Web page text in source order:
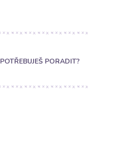
POTŘEBUJEŠ PORADIT?